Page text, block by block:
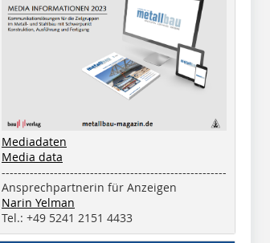
Mediadaten
Media data
--------------------------------------------------------
Ansprechpartnerin für Anzeigen
Narin Yelman
Tel.: +49 5241 2151 4433